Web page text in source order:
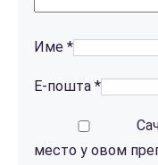
Име *
Е-пошта *
место у овом